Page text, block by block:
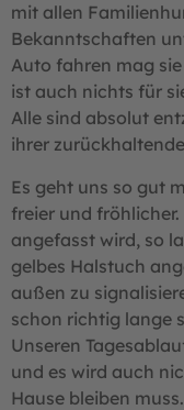
mit allen
Bekanntschaften
Auto fahren mag
ist auch nichts für
Alle sind absolut
ihrer
Es geht uns so gut
freier und
angefasst wird, so
gelbes Halstuch
außen zu
schon richtig lange
Unseren
und es wird auch
Hause bleiben muss.